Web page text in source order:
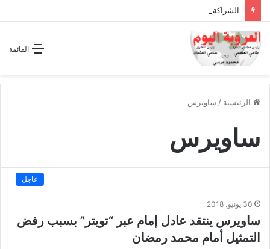
القائمة
الرئيسية / ساويرس
ساويرس
عاجل
30 يونيو، 2018
ساويرس ينتقد عادل إمام عبر “تويتر” بسبب رفض
التمثيل أمام محمد رمضان